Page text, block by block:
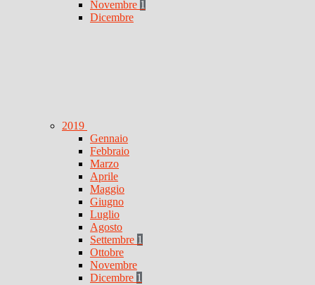
Novembre 1
Dicembre
2019
Gennaio
Febbraio
Marzo
Aprile
Maggio
Giugno
Luglio
Agosto
Settembre 1
Ottobre
Novembre
Dicembre 1